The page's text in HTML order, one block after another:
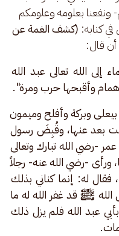
ونفعنا بعلومه وعلومكم
كتابه: (كشف الغمة عن
أن قال:
الله تعالى عبد الله
وأقبحها حرب ومرة".
وبركة وأفلح وميمون
بعد عنها، وقُبِضَ رسول
-رضي الله تبارك وتعالى
ورأى -رضي الله عنه- رجلاً
له: إنما كناني بذلك
ﷺ قد غفر الله له ما
عبد الله فلم يزل ذلك